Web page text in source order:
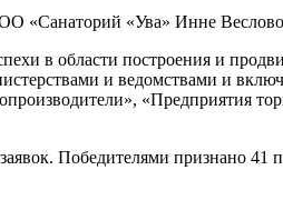
«Санаторий «Ува» Инне
в области построения и
и ведомствами и
«Предприятия
Победителями признано